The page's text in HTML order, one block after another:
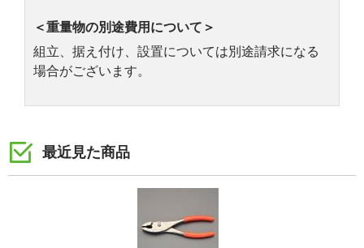
＜重量物の別途費用について＞
組立、据え付け、設置については別途請求になる
場合がございます。
最近見た商品